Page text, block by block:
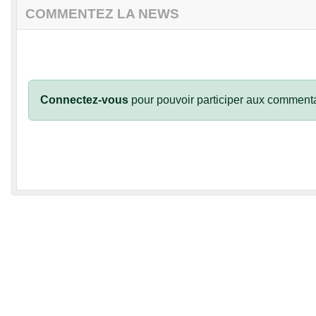
COMMENTEZ LA NEWS
Connectez-vous pour pouvoir participer aux